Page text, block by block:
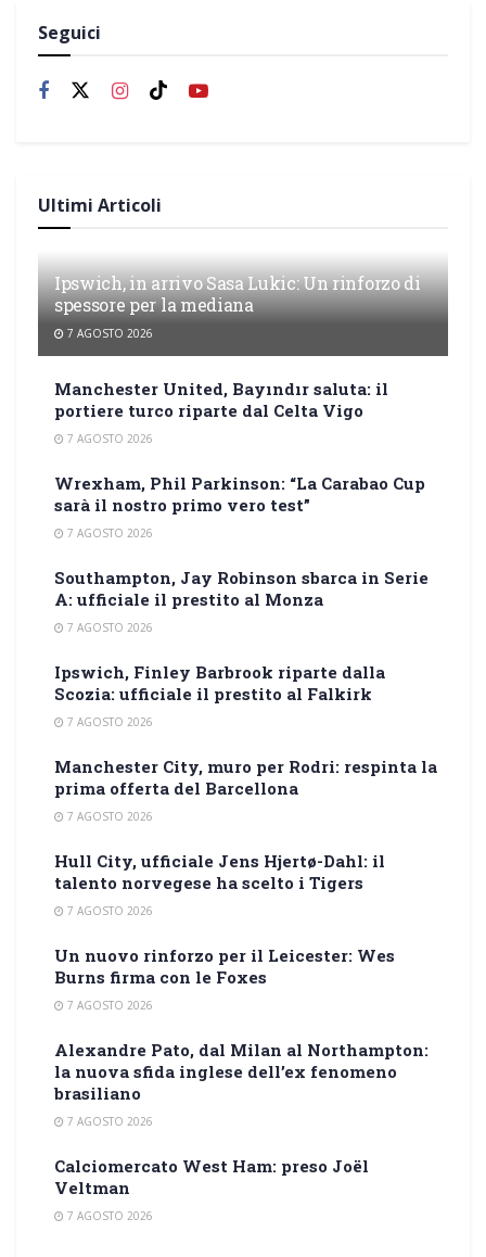
Seguici
Ultimi Articoli
Ipswich, in arrivo Sasa Lukic: Un rinforzo di
spessore per la mediana
7 AGOSTO 2026
Manchester United, Bayındır saluta: il
portiere turco riparte dal Celta Vigo
7 AGOSTO 2026
Wrexham, Phil Parkinson: “La Carabao Cup
sarà il nostro primo vero test”
7 AGOSTO 2026
Southampton, Jay Robinson sbarca in Serie
A: ufficiale il prestito al Monza
7 AGOSTO 2026
Ipswich, Finley Barbrook riparte dalla
Scozia: ufficiale il prestito al Falkirk
7 AGOSTO 2026
Manchester City, muro per Rodri: respinta la
prima offerta del Barcellona
7 AGOSTO 2026
Hull City, ufficiale Jens Hjertø-Dahl: il
talento norvegese ha scelto i Tigers
7 AGOSTO 2026
Un nuovo rinforzo per il Leicester: Wes
Burns firma con le Foxes
7 AGOSTO 2026
Alexandre Pato, dal Milan al Northampton:
la nuova sfida inglese dell’ex fenomeno
brasiliano
7 AGOSTO 2026
Calciomercato West Ham: preso Joël
Veltman
7 AGOSTO 2026